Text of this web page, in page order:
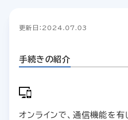
更新日：2024.07.03
手続きの紹介
オンラインで、通信機能を